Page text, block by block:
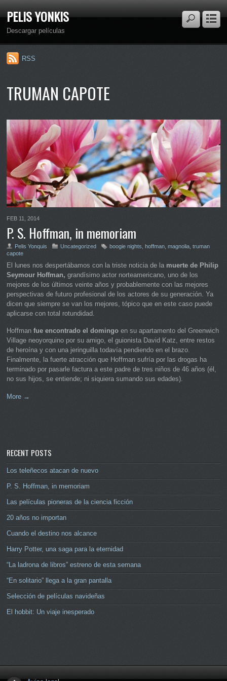
PELIS YONKIS
Descargar películas
RSS
TRUMAN CAPOTE
FEB 11, 2014
P. S. Hoffman, in memoriam
Pelis Yonquis Uncategorized boogie nights ,hoffman ,magnolia ,truman
capote
El lunes nos despertábamos con la triste noticia de la muerte de Philip
Seymour Hoffman, grandísimo actor norteamericano, uno de los
mejores de los últimos veinte años y probablemente con las mejores
perspectivas de futuro profesional de los actores de su generación. Ya
dicen que siempre se van los mejores, tópico que en este caso puede
aplicarse con total rotundidad.
Hoffmanfue encontrado el domingo en su apartamento del Greenwich
Village neoyorquino por su amigo, el guionista David Katz, entre restos
de heroína y con una jeringuilla todavía pendiendo en el brazo.
Finalmente, la fuerte atracción que Hoffman sufría por las drogas ha
terminado por pasarle factura a este padre de tres niños de 46 años (él,
no sus hijos, se entiende; ni siquiera sumando sus edades).
More →
RECENT POSTS
Los teleñecos atacan de nuevo
P. S. Hoffman, in memoriam
Las películas pioneras de la ciencia ficción
20 años no importan
Cuando el destino nos alcance
Harry Potter, una saga para la eternidad
“La ladrona de libros” estreno de esta semana
“En solitario” llega a la gran pantalla
Selección de películas navideñas
El hobbit: Un viaje inesperado